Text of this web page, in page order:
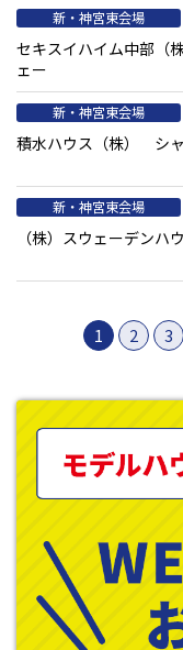
新・神宮東会場
セキスイハイム中部
ェー
新・神宮東会場
積水ハウス（株） シ
新・神宮東会場
（株）スウェーデンハ
1 2 3